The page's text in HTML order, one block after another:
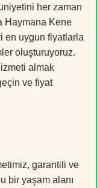
her zaman
Haymana Kene
en uygun fiyatlarla
oluşturuyoruz.
almak
ve fiyat
garantili ve
bir yaşam alanı